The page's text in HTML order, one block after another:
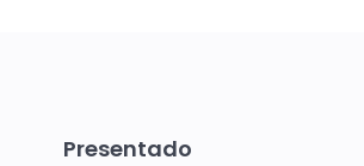
Presentado